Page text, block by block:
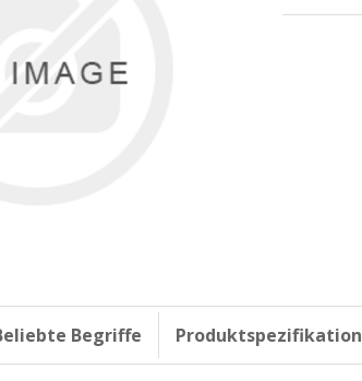
Begriffe Produktspezifikation